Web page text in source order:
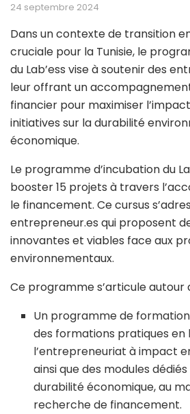
24 septembre 2024
Dans un contexte de transition
cruciale pour la Tunisie, le
du Lab’ess vise à soutenir des
leur offrant un
financier pour maximiser
initiatives sur la durabilité
économique.
Le programme d’incubation du
booster 15 projets à travers
le financement. Ce cursus
entrepreneur.es qui proposent
innovantes et viables face aux
environnementaux.
Ce programme s’articule autour
Un programme de
des formations pratiques en
l’entrepreneuriat à impact
ainsi que des modules
durabilité économique, au
recherche de financement.